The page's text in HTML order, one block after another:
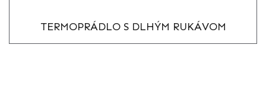
TERMOPRÁDLO S DLHÝM RUKÁVOM